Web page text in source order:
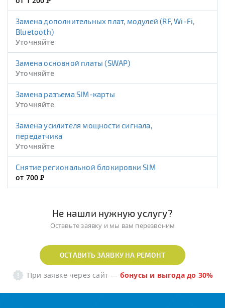
Замена дополнительных плат, модулей (RF, Wi-Fi,
Bluetooth)
Уточняйте
Замена основной платы (SWAP)
Уточняйте
Замена разъема SIM-карты
Уточняйте
Замена усилителя мощности сигнала,
передатчика
Уточняйте
Снятие региональной блокировки SIM
от 700Р
Не нашли нужную услугу?
Оставьте заявку и мы вам перезвоним
ОСТАВИТЬ ЗАЯВКУ НА РЕМОНТ
При заявке через сайт — бонусы и выгода до 30%